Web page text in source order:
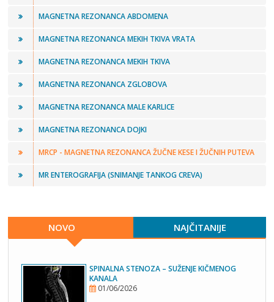
MAGNETNA REZONANCA ABDOMENA
MAGNETNA REZONANCA MEKIH TKIVA VRATA
MAGNETNA REZONANCA MEKIH TKIVA
MAGNETNA REZONANCA ZGLOBOVA
MAGNETNA REZONANCA MALE KARLICE
MAGNETNA REZONANCA DOJKI
MRCP - MAGNETNA REZONANCA ŽUČNE KESE I ŽUČNIH PUTEVA
MR ENTEROGRAFIJA (SNIMANJE TANKOG CREVA)
NOVO NAJČITANIJE
SPINALNA STENOZA – SUŽENJE KIČMENOG
KANALA
01/06/2026